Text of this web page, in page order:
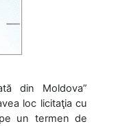
din Moldova”
loc licitaţia cu
un termen de